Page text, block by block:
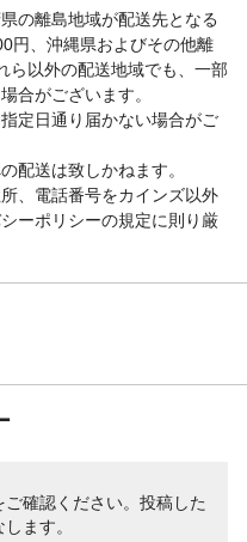
いでください。 ●使用後
ていることを確認してから
。など
の離島地域が配送先となる
円、沖縄県およびその他離
ら以外の配送地域でも、一部
合がございます。
定日通り届かない場合がご
配送は致しかねます。
、電話番号をカインズ以外
ーポリシーの規定に則り厳
ご確認ください。投稿した
ます。